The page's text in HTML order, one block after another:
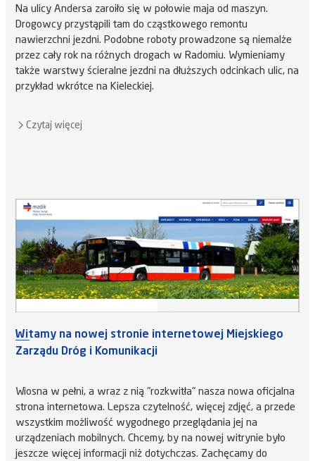
Na ulicy Andersa zaroiło się w połowie maja od maszyn.
Drogowcy przystąpili tam do cząstkowego remontu
nawierzchni jezdni. Podobne roboty prowadzone są niemalże
przez cały rok na różnych drogach w Radomiu. Wymieniamy
także warstwy ścieralne jezdni na dłuższych odcinkach ulic, na
przykład wkrótce na Kieleckiej.
Czytaj więcej
Witamy na nowej stronie internetowej Miejskiego
Zarządu Dróg i Komunikacji
Wiosna w pełni, a wraz z nią "rozkwitła" nasza nowa oficjalna
strona internetowa. Lepsza czytelność, więcej zdjęć, a przede
wszystkim możliwość wygodnego przeglądania jej na
urządzeniach mobilnych. Chcemy, by na nowej witrynie było
jeszcze więcej informacji niż dotychczas. Zachęcamy do